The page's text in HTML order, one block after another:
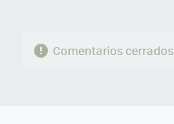
Comentarios cerrados